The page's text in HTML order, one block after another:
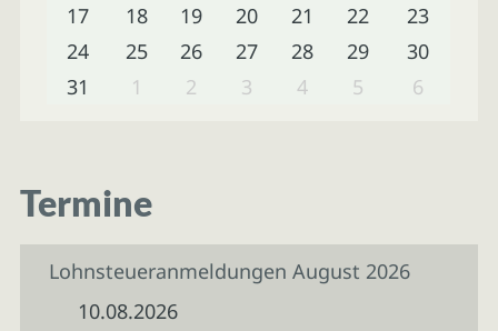
17
18 19 20 21 22
23
24
25 26 27 28 29
30
31
1 2 3 4 5 6
Termine
Lohnsteueranmeldungen August 2026
10.08.2026